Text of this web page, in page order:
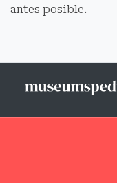
antes posible.